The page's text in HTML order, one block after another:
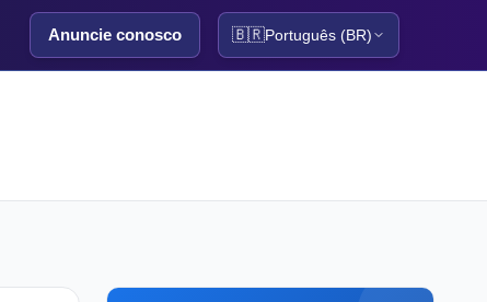
Anuncie conosco 🇧🇷Português (BR)